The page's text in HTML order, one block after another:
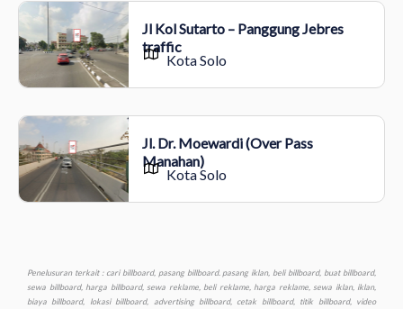
Jl Kol Sutarto – Panggung Jebres
traffic
Kota Solo
Jl. Dr. Moewardi (Over Pass
Manahan)
Kota Solo
Penelusuran terkait : cari billboard, pasang billboard. pasang iklan, beli billboard, buat billboard, sewa billboard, harga billboard, sewa reklame, beli reklame, harga reklame, sewa iklan, iklan, biaya billboard, lokasi billboard, advertising billboard, cetak billboard, titik billboard, video billboard, billboard murah, iklan billboard, led billboard, perusahaan billboard, pembuatan billboard, reklame billboard, pajak billboard, tarif billboard, vendor billboard, sewa billboard murah aceh kota banda aceh, sewa billboard murah bali kota denpasar, sewa billboard murah banten kota serang, sewa billboard murah bengkulu kota bengkulu, sewa billboard murah gorontalo kota gorontalo, sewa billboard murah jakarta dki jakarta, sewa billboard murah jambi kota jambi, sewa billboard murah jawa barat kota bandung, sewa billboard murah jawa tengah kota semarang, sewa billboard murah jawa timur kota surabaya, sewa billboard murah kalimantan barat kota pontianak, sewa billboard murah kalimantan selatan kota banjarmasin, sewa billboard murah kalimantan tengah kota palangkaraya, sewa billboard murah kalimantan timur kota samarinda, sewa billboard murah kalimantan utara kota tanjungselor, sewa billboard murah kepulauan bangka belitung kota pangkalpinang, sewa billboard murah kepulauan riau kota tanjung pinang, sewa billboard murah lampung kota bandar lampung, sewa billboard murah maluku kota ambon, sewa billboard murah maluku utara kota sofifi ternate, sewa billboard murah nusa tenggara barat kota mataram, sewa billboard murah nusa tenggara timur kota kupang, sewa billboard murah papua kota jayapura, sewa billboard murah papua barat kota manokwari, sewa billboard murah riau kota pekanbaru, sewa billboard murah sulawesi barat kota mamuju, sewa billboard murah sulawesi selatan kota makassar, sewa billboard murah sulawesi tengah kota palu, sewa billboard murah sulawesi tenggara kota kendari, sewa billboard murah sulawesi utara kota manado, sewa billboard murah sumatera barat kota padang, sewa billboard murah sumatera selatan kota palembang, sewa billboard murah sumatera utara kota medan, sewa billboard murah yogyakarta kota yogyakarta, sewa baliho murah aceh kota banda aceh, sewa baliho murah bali kota denpasar, sewa baliho murah banten kota serang, sewa baliho murah bengkulu kota bengkulu, sewa baliho murah gorontalo kota gorontalo, sewa baliho murah jakarta dki jakarta, sewa baliho murah jambi kota jambi, sewa baliho murah jawa barat kota bandung, sewa baliho murah jawa tengah kota semarang, sewa baliho murah jawa timur kota surabaya, sewa baliho murah kalimantan barat kota pontianak, sewa baliho murah kalimantan selatan kota banjarmasin, sewa baliho murah, kalimantan tengah kota palangkaraya, sewa baliho murah kalimantan timur kota samarinda, sewa baliho murah kalimantan utara kota tanjungselor, sewa baliho murah kepulauan bangka belitung kota pangkalpinang, sewa murah baliho kepulauan riau kota tanjung pinang, sewa baliho murah lampung kota bandar lampung, sewa baliho murah maluku kota ambon, sewa baliho murah maluku utara kota sofifi ternate, sewa baliho murah nusa tenggara barat kota mataram, sewa baliho murah nusa tenggara timur kota kupang, sewa baliho murah papua kota jayapura, sewa baliho murah papua barat kota manokwari, sewa baliho murah riau kota pekanbaru, sewa baliho murah sulawesi barat kota mamuju, sewa baliho murah sulawesi selatan kota makassar, sewa baliho murah sulawesi tengah kota palu, sewa baliho murah sulawesi tenggara kota kendari, sewa baliho murah sulawesi utara kota manado, sewa baliho murah sumatera barat kota padang, sewa baliho murah sumatera selatan kota palembang, sewa baliho murah sumatera utara kota medan, sewa baliho murah yogyakarta kota yogyakarta, sewa videotron murah aceh kota banda aceh, sewa videotron murah bali kota denpasar, sewa videotron murah banten kota serang, sewa videotron murah bengkulu kota bengkulu, sewa videotron murah gorontalo kota gorontalo, sewa videotron murah jakarta dki jakarta, sewa videotron murah jambi kota jambi, sewa videotron murah jawa barat kota bandung, sewa videotron murah jawa tengah kota semarang, sewa videotron murah jawa timur kota surabaya, sewa videotron murah kalimantan barat kota pontianak, sewa videotron murah kalimantan selatan kota banjarmasin, sewa videotron murah kalimantan tengah kota palangkaraya, sewa videotron murah kalimantan timur kota samarinda, sewa videotron murah kalimantan utara kota tanjungselor, sewa videotron murah kepulauan bangka belitung kota pangkalpinang, sewa videotron murah kepulauan riau kota tanjung pinang, sewa videotron murah lampung kota bandar lampung, sewa videotron murah maluku kota ambon, sewa videotron murah maluku utara kota sofifi ternate, sewa videotron murah nusa tenggara barat kota mataram, sewa videotron murah nusa tenggara timur kota kupang, sewa videotron murah papua kota jayapura, sewa videotron murah papua barat kota manokwari, sewa videotron murah riau kota pekanbaru, sewa videotron murah sulawesi barat kota mamuju, sewa videotron murah sulawesi selatan kota makassar, sewa videotron murah sulawesi tengah kota palu, sewa videotron murah sulawesi tenggara kota kendari, sewa videotron murah sulawesi utara kota manado, sewa videotron murah sumatera barat kota padang, sewa videotron murah sumatera selatan kota palembang, sewa videotron murah sumatera utara kota medan, sewa videotron murah yogyakarta kota yogyakarta, produksi murah billboard aceh kota banda aceh, produksi billboard murah bali kota denpasar, produksi billboard murah banten kota serang, produksi billboard murah bengkulu kota bengkulu, produksi billboard murah gorontalo kota gorontalo, produksi billboard murah jakarta dki jakarta, produksi billboard murah jambi kota jambi, produksi billboard murah jawa barat kota bandung, produksi billboard murah jawa tengah kota semarang, produksi billboard murah jawa timur kota surabaya, produksi billboard murah kalimantan barat kota pontianak, produksi billboard murah kalimantan selatan kota banjarmasin, produksi billboard murah kalimantan tengah kota palangkaraya, produksi billboard murah kalimantan timur kota samarinda, produksi billboard murah kalimantan utara kota tanjungselor, produksi billboard murah kepulauan bangka belitung kota pangkalpinang, produksi billboard murah kepulauan riau kota tanjung pinang, produksi billboard murah lampung kota bandar lampung, produksi billboard murah maluku kota ambon, produksi billboard maluku utara kota sofifi ternate, produksi billboard murah nusa tenggara barat kota mataram, produksi billboard murah nusa tenggara timur kota kupang, produksi billboard murah papua kota jayapura, produksi billboard murah papua barat kota manokwari, produksi billboard murah riau kota pekanbaru, produksi billboard murah sulawesi barat kota mamuju, produksi billboard murah sulawesi selatan kota makassar, produksi billboard murah sulawesi tengah kota palu, produksi billboard murah sulawesi tenggara kota kendari, produksi billboard murah sulawesi utara kota manado, produksi billboard murah sumatera barat kota padang, produksi billboard murah sumatera selatan kota palembang, produksi billboard murah sumatera utara kota medan, produksi billboard murah yogyakarta kota yogyakarta, produksi baliho murah aceh kota banda aceh, produksi baliho murah bali kota denpasar, produksi baliho murah banten kota serang, produksi baliho murah bengkulu kota bengkulu, produksi baliho murah gorontalo kota gorontalo, produksi baliho murah jakarta dki jakarta, produksi baliho murah jambi kota jambi, produksi baliho murah jawa barat kota bandung, produksi baliho murah jawa tengah kota semarang, produksi baliho murah jawa timur kota surabaya, produksi baliho murah kalimantan barat kota pontianak, produksi baliho murah kalimantan selatan kota banjarmasin, produksi baliho murah kalimantan tengah kota palangkaraya, produksi baliho murah kalimantan timur kota samarinda, produksi baliho murah kalimantan utara kota tanjungselor, produksi baliho murah kepulauan bangka belitung kota pangkalpinang, produksi baliho murah kepulauan riau kota tanjung pinang, produksi baliho murah lampung kota bandar lampung, produksi baliho murah maluku kota ambon, produksi baliho murah maluku utara kota sofifi ternate, produksi baliho murah nusa tenggara barat kota mataram, produksi baliho murah nusa tenggara timur kota kupang, produksi baliho murah papua kota jayapura, produksi baliho murah papua barat kota manokwari, produksi baliho murah riau kota pekanbaru, produksi baliho murah sulawesi barat kota mamuju, produksi baliho murah sulawesi selatan kota makassar, produksi baliho murah sulawesi tengah kota palu, produksi baliho murah sulawesi tenggara kota kendari, produksi baliho murah sulawesi utara kota manado, produksi baliho murah sumatera barat kota padang, produksi baliho murah sumatera selatan kota palembang, produksi baliho murah sumatera utara kota medan, produksi baliho murah yogyakarta kota yogyakarta, produksi videotron murah aceh kota banda aceh, produksi videotron murah bali kota denpasar, produksi videotron murah banten kota serang, produksi videotron murah bengkulu kota bengkulu, produksi videotron murah gorontalo kota gorontalo, produksi videotron murah jakarta dki jakarta, produksi videotron murah jambi kota jambi, produksi videotron murah jawa barat kota bandung, produksi murah videotron jawa tengah kota semarang, produksi videotron murah jawa timur kota surabaya, produksi videotron murah kalimantan barat kota pontianak, produksi videotron murah kalimantan selatan kota banjarmasin, produksi videotron murah, kalimantan tengah kota palangkaraya, produksi videotron murah kalimantan timur kota samarinda, produksi videotron murah kalimantan utara kota tanjungselor, produksi videotron murah kepulauan bangka belitung kota pangkalpinang, produksi videotron murah kepulauan riau kota tanjung pinang, produksi videotron murah lampung kota bandar lampung, produksi videotron murah maluku kota ambon, produksi videotron murah maluku utara